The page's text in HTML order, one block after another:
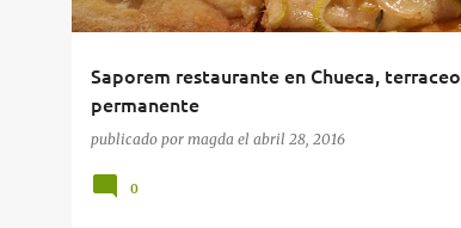
Saporem restaurante en Chueca, terraceo
permanente
publicado por magda el abril 28, 2016
0